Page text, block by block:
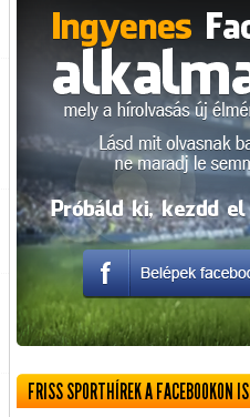
FRISS SPORTHÍREK A FACEBOOKON IS